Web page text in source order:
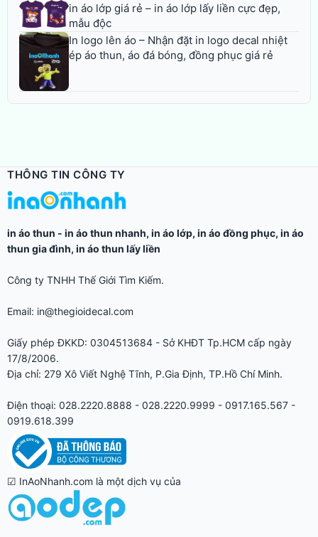
in áo lớp giá rẻ – in áo lớp lấy liền cực đẹp,
mẫu độc
In logo lên áo – Nhận đặt in logo decal nhiệt
ép áo thun, áo đá bóng, đồng phục giá rẻ
THÔNG TIN CÔNG TY
in áo thun - in áo thun nhanh, in áo lớp, in áo đồng phục, in áo
thun gia đình, in áo thun lấy liền
Công ty TNHH Thế Giới Tìm Kiếm.
Email: in@thegioidecal.com
Giấy phép ĐKKD: 0304513684 - Sở KHĐT Tp.HCM cấp ngày
17/8/2006.
Địa chỉ: 279 Xô Viết Nghệ Tĩnh, P.Gia Định, TP.Hồ Chí Minh.
Điện thoại: 028.2220.8888 - 028.2220.9999 - 0917.165.567 -
0919.618.399
☑ InAoNhanh.com là một dịch vụ của